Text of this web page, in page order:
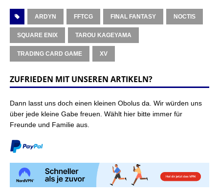
ARDYN FFTCG FINAL FANTASY NOCTIS
SQUARE ENIX TAROU KAGEYAMA
TRADING CARD GAME XV
ZUFRIEDEN MIT UNSEREN ARTIKELN?
Dann lasst uns doch einen kleinen Obolus da. Wir würden uns
über jede kleine Gabe freuen. Wählt hier bitte immer für
Freunde und Familie aus.